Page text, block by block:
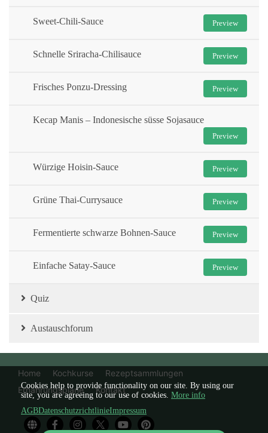
Sweet-Chili-Sauce Preview
Schnelle Sriracha-Chilisauce Preview
Frisches Ponzu-Dressing Preview
Kecap Manis – Indonesische süsse Sojasauce
Preview
Würzige Hoisin-Sauce Preview
Grüne Thai-Currysauce Preview
Fermentierte schwarze Bohnen-Sauce Preview
Einfache Satay-Sauce Preview
Quiz
Austauschforum
Home Kochkurse
Rezeptsammlungen
Ernährungspläne
Kontakt
Cookies help to provide functionality on our site. By using our
site, you are agreeing to our use of cookies. More info
AGBDatenschutzrichtlinieImpressum